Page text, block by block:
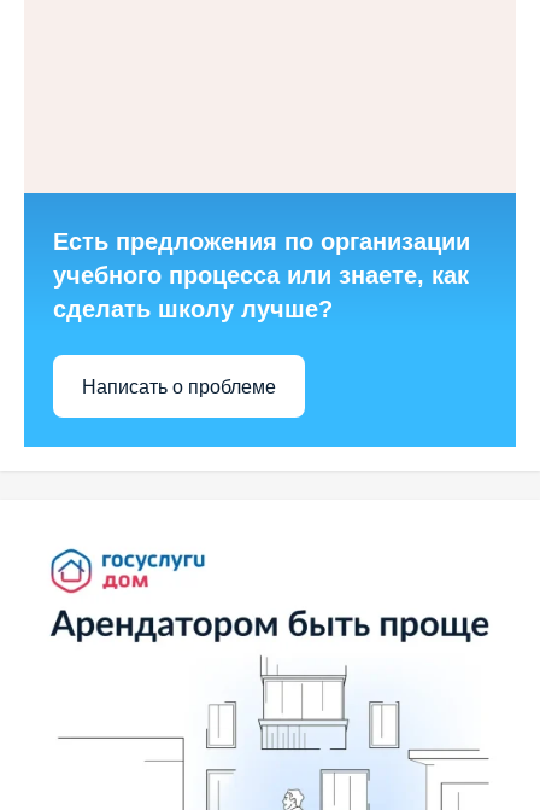
Есть предложения по организации
учебного процесса или знаете, как
сделать школу лучше?
Написать о проблеме